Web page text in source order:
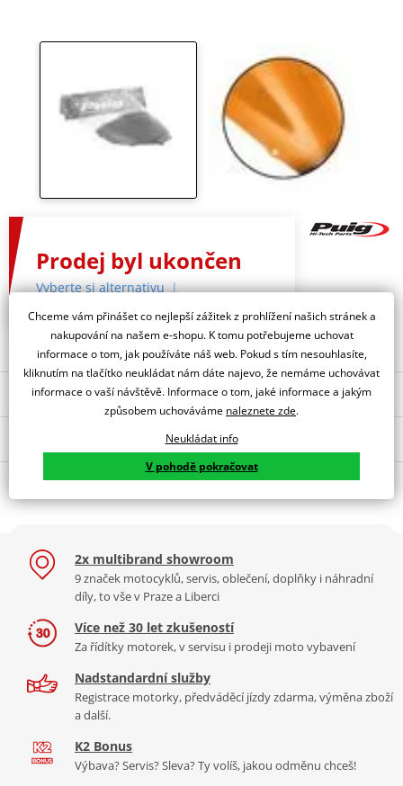
Prodej byl ukončen
Vyberte si alternativu
Nejoblíbenější kousky z kategorie
systém PUIG 9154N černý
1 271 Kč
Skladem
Plexi štít PUIG RACING
8909N černý
Skladem
Jsme autorizovaný
dealer značky PUIG
Tabulka velikostí
Jak se změřit
Co když mi to nebude
O výrobci
PUIG byl založen v roce 1964 ve Španělsku. Vyrábí se ve městě
Granollers poblíž Barcelony na ploše 8 000 m² v objektu, který se
dělí na 3 části: komerční, odlitkovou a kovových součástek. Již 40
let se účastní nejslavnějších závodů motocyklů po celém světě. V
naší nabídce naleznete doplňky a příslušenství například: plexi,
padací protektory a mnoho dalšího.
Zobrazit všechny produktyznačky PUIG
2x multibrand showroom
9 značek motocyklů, servis, oblečení, doplňky i náhradní
díly, to vše v Praze a Liberci
Více než 30 let zkušeností
Za řídítky motorek, v servisu i prodeji moto vybavení
Nadstandardní služby
Registrace motorky, předváděcí jízdy zdarma, výměna zboží
a další.
K2 Bonus
Výbava? Servis? Sleva? Ty volíš, jakou odměnu chceš!
Chceme vám přinášet co nejlepší zážitek z prohlížení našich stránek a
nakupování na našem e-shopu. K tomu potřebujeme uchovat
informace o tom, jak používáte náš web. Pokud s tím nesouhlasíte,
kliknutím na tlačítko neukládat nám dáte najevo, že nemáme uchovávat
informace o vaší návštěvě. Informace o tom, jaké informace a jakým
způsobem uchováváme naleznete zde.
Neukládat info
V pohodě pokračovat